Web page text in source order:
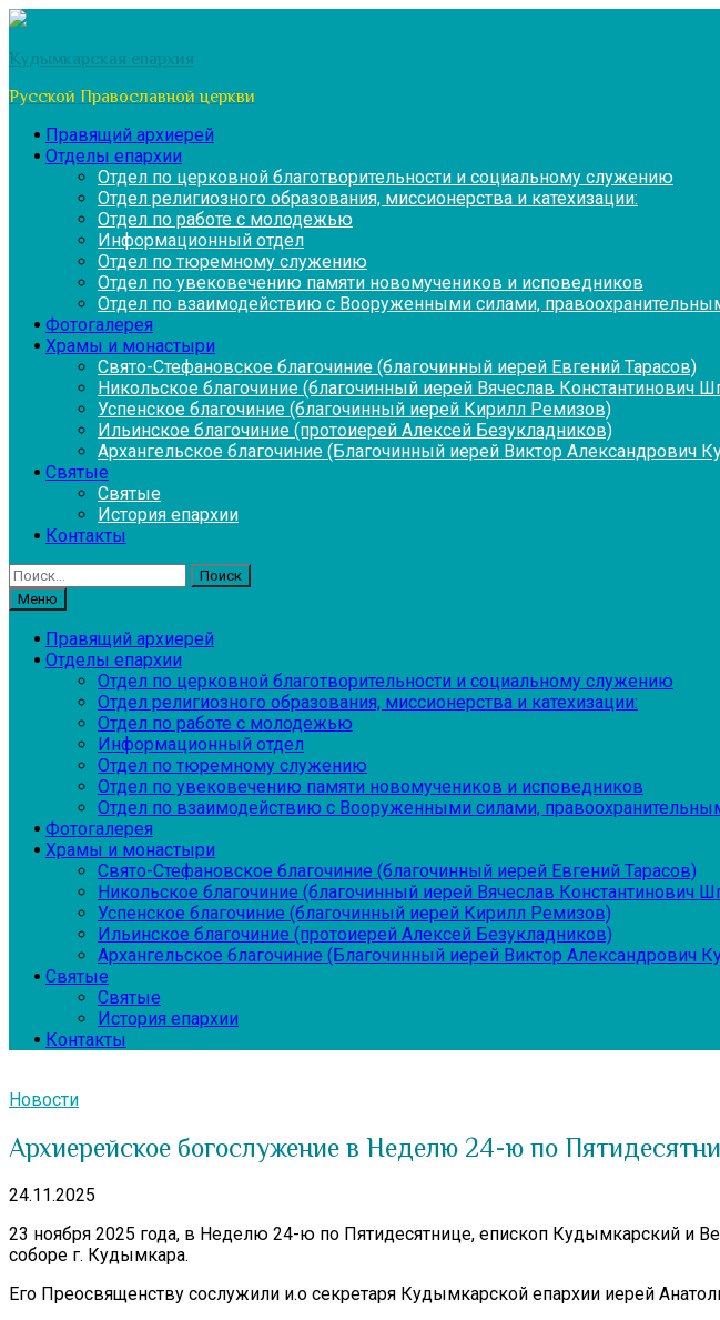
Перейти
содержимому
Кудымкарская епархия
Русской Православной церкви
Правящий архиерей
Отделы епархии
Отдел по церковной благотворительности и социальному служению
Отдел религиозного образования, миссионерства и катехизации:
Отдел по работе с молодежью
Информационный отдел
Отдел по тюремному служению
Отдел по увековечению памяти новомучеников и исповедников
Отдел по взаимодействию с Вооруженными силами,
Фотогалерея
Храмы и монастыри
Свято-Стефановское благочиние (благочинный иерей Евгений Тарасов)
Никольское благочиние (благочинный иерей Вячеслав Константинович
Успенское благочиние (благочинный иерей Кирилл Ремизов)
Ильинское благочиние (протоиерей Алексей Безукладников)
Архангельское благочиние (Благочинный иерей Виктор Александрович
Святые
Святые
История епархии
Контакты
Найти:
Меню
Правящий архиерей
Отделы епархии
Отдел по церковной благотворительности и социальному служению
Отдел религиозного образования, миссионерства и катехизации:
Отдел по работе с молодежью
Информационный отдел
Отдел по тюремному служению
Отдел по увековечению памяти новомучеников и исповедников
Отдел по взаимодействию с Вооруженными силами,
Фотогалерея
Храмы и монастыри
Свято-Стефановское благочиние (благочинный иерей Евгений Тарасов)
Никольское благочиние (благочинный иерей Вячеслав Константинович
Успенское благочиние (благочинный иерей Кирилл Ремизов)
Ильинское благочиние (протоиерей Алексей Безукладников)
Архангельское благочиние (Благочинный иерей Виктор Александрович
Святые
Святые
История епархии
Контакты
Новости
Архиерейское богослужение в Неделю 24-ю по
24.11.2025
23 ноября 2025 года, в Неделю 24-ю по Пятидесятнице, епископ Кудымкарский
соборе г. Кудымкара.
Его Преосвященству сослужили и.о секретаря Кудымкарской епархии иерей